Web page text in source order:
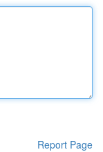
Report Page